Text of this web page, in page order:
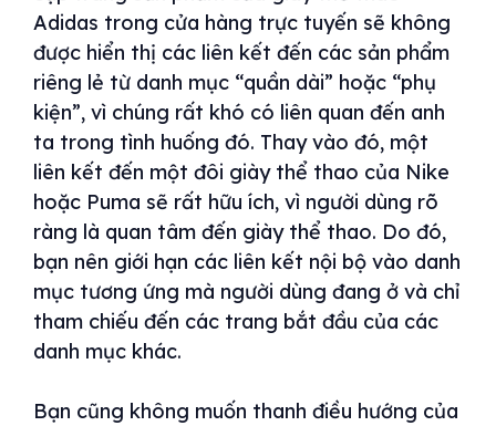
Adidas trong cửa hàng trực tuyến sẽ không
được hiển thị các liên kết đến các sản phẩm
riêng lẻ từ danh mục “quần dài” hoặc “phụ
kiện”, vì chúng rất khó có liên quan đến anh
ta trong tình huống đó. Thay vào đó, một
liên kết đến một đôi giày thể thao của Nike
hoặc Puma sẽ rất hữu ích, vì người dùng rõ
ràng là quan tâm đến giày thể thao. Do đó,
bạn nên giới hạn các liên kết nội bộ vào danh
mục tương ứng mà người dùng đang ở và chỉ
tham chiếu đến các trang bắt đầu của các
danh mục khác.
Bạn cũng không muốn thanh điều hướng của